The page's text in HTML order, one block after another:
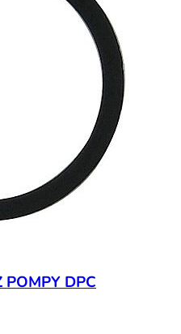
DPC